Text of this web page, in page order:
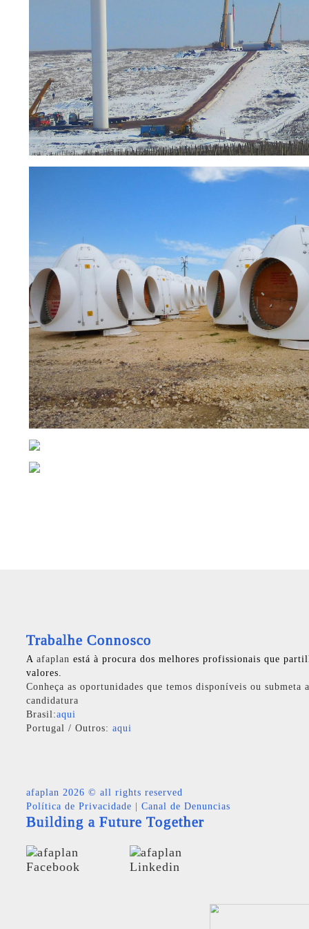
Trabalhe Connosco
A afaplan está à procura dos melhores profissionais que
valores.
Conheça as oportunidades que temos disponíveis ou submeta
candidatura
Brasil:aqui
Portugal / Outros: aqui
afaplan 2026 © all rights reserved
Política de Privacidade
Canal de Denuncias
Building a Future Together